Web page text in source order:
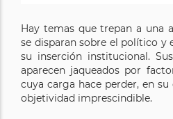
Hay temas que trepan a una
se disparan sobre el político y
su inserción institucional.
aparecen jaqueados por
cuya carga hace perder, en
objetividad imprescindible.